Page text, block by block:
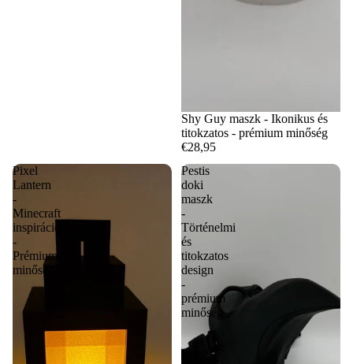
Shy Guy maszk - Ikonikus és
titokzatos - prémium minőség
€28,95
Pixel
Lantern
-
Minecraft
inspiráció
-
Prémium
minőség
Pestis
doki
maszk
-
Történelmi
és
titokzatos
design
-
prémium
minőség